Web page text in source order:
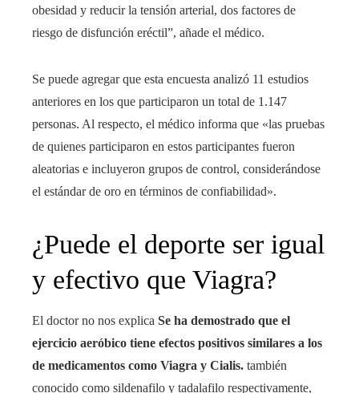
obesidad y reducir la tensión arterial, dos factores de
riesgo de disfunción eréctil”, añade el médico.
Se puede agregar que esta encuesta analizó 11 estudios
anteriores en los que participaron un total de 1.147
personas. Al respecto, el médico informa que «las pruebas
de quienes participaron en estos participantes fueron
aleatorias e incluyeron grupos de control, considerándose
el estándar de oro en términos de confiabilidad».
¿Puede el deporte ser igual
y efectivo que Viagra?
El doctor no nos explica Se ha demostrado que el
ejercicio aeróbico tiene efectos positivos similares a los
de medicamentos como Viagra y Cialis. también
conocido como sildenafilo y tadalafilo respectivamente,